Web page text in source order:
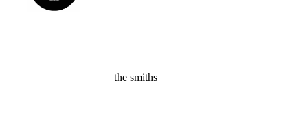
the smiths